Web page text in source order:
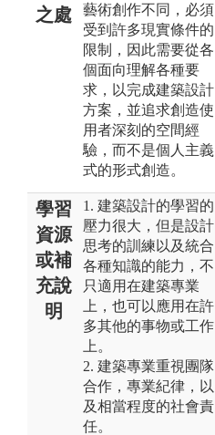
之處
藝術創作不同，必須
受到許多現實條件的
限制，因此需要從各
個面向理解各種要
求，以完成建築設計
方案，並追求創造使
用者深刻的空間經
驗，而不是個人主義
式的形式創造。
學習
資源
或補
充說
明
1. 建築設計的學習的
壓力很大，但是設計
思考的訓練以及統合
各種知識的能力，不
只適用在建築專業
上，也可以應用在許
多其他的事物或工作
上。
2. 建築專業重視團隊
合作，專業紀律，以
及相當程度的社會責
任。